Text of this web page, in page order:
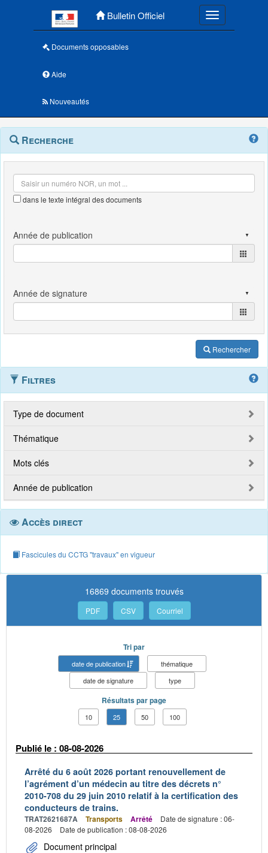
Bulletin Officiel Toggle
Documents opposables
Aide
Nouveautés
Navigation
outils
Menu
contextuel
Recherche
dans le texte intégral des documents
Rechercher
Filtres
Type de document
Thématique
Mots clés
Année de publication
Accès direct
Fascicules du CCTG "travaux" en vigueur
16869 documents trouvés
PDF CSV Courriel
Tri par
date de publication
thématique
date de signature
type
Résultats par page
10 25 50 100
Publié le : 08-08-2026
Arrêté du 6 août 2026 portant renouvellement de
l’agrément d’un médecin au titre des décrets n°
2010-708 du 29 juin 2010 relatif à la certification des
conducteurs de trains.
TRAT2621687A Transports Arrêté
Date de signature : 06-
08-2026
Date de publication : 08-08-2026
Document principal